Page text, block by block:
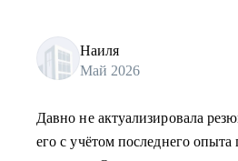
Наиля
Май 2026
Давно не актуализировала
его с учётом последнего